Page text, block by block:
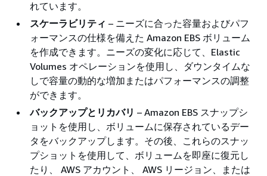
れています。
スケーラビリティ – ニーズに合った容量およびパフ
ォーマンスの仕様を備えた Amazon EBS ボリューム
を作成できます。ニーズの変化に応じて、Elastic
Volumes オペレーションを使用し、ダウンタイムな
しで容量の動的な増加またはパフォーマンスの調整
ができます。
バックアップとリカバリ – Amazon EBS スナップシ
ョットを使用し、ボリュームに保存されているデー
タをバックアップします。その後、これらのスナッ
プショットを使用して、ボリュームを即座に復元し
たり、 AWS アカウント、 AWS リージョン、または